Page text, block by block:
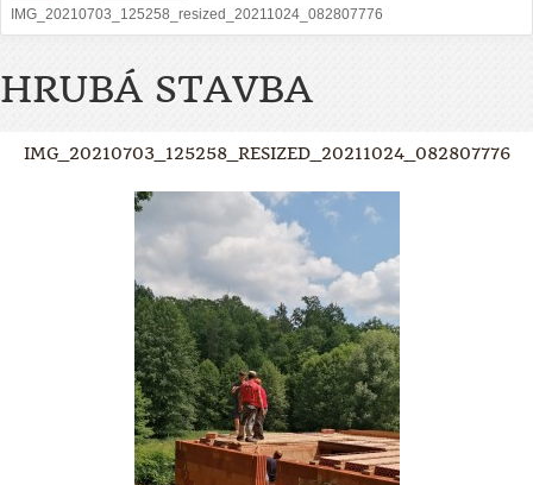
IMG_20210703_125258_resized_20211024_082807776
HRUBÁ STAVBA
IMG_20210703_125258_RESIZED_20211024_082807776